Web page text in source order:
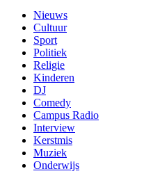
Nieuws
Cultuur
Sport
Politiek
Religie
Kinderen
DJ
Comedy
Campus Radio
Interview
Kerstmis
Muziek
Onderwijs